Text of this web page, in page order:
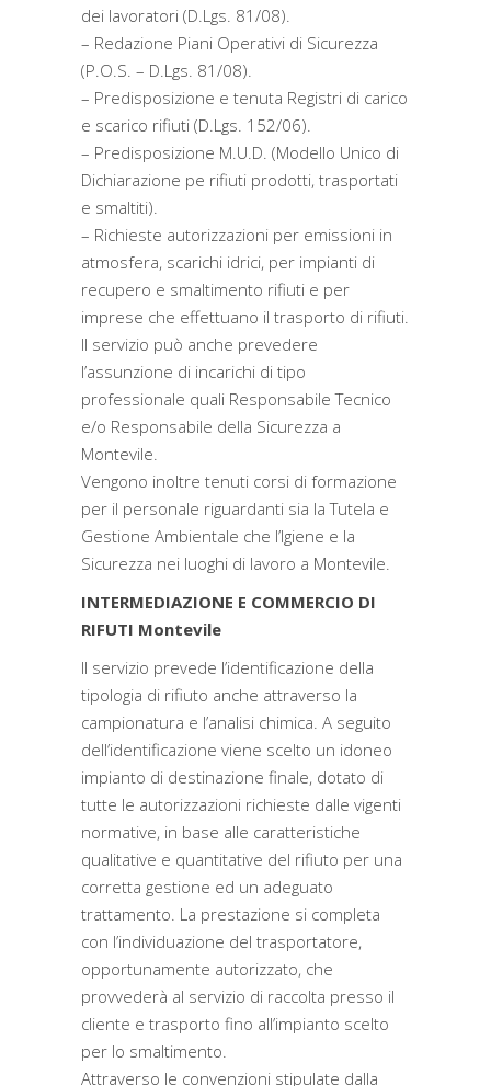
dei lavoratori (D.Lgs. 81/08).
– Redazione Piani Operativi di Sicurezza
(P.O.S. – D.Lgs. 81/08).
– Predisposizione e tenuta Registri di carico
e scarico rifiuti (D.Lgs. 152/06).
– Predisposizione M.U.D. (Modello Unico di
Dichiarazione pe rifiuti prodotti, trasportati
e smaltiti).
– Richieste autorizzazioni per emissioni in
atmosfera, scarichi idrici, per impianti di
recupero e smaltimento rifiuti e per
imprese che effettuano il trasporto di rifiuti.
Il servizio può anche prevedere
l’assunzione di incarichi di tipo
professionale quali Responsabile Tecnico
e/o Responsabile della Sicurezza a
Montevile.
Vengono inoltre tenuti corsi di formazione
per il personale riguardanti sia la Tutela e
Gestione Ambientale che l’Igiene e la
Sicurezza nei luoghi di lavoro a Montevile.
INTERMEDIAZIONE E COMMERCIO DI
RIFUTI Montevile
Il servizio prevede l’identificazione della
tipologia di rifiuto anche attraverso la
campionatura e l’analisi chimica. A seguito
dell’identificazione viene scelto un idoneo
impianto di destinazione finale, dotato di
tutte le autorizzazioni richieste dalle vigenti
normative, in base alle caratteristiche
qualitative e quantitative del rifiuto per una
corretta gestione ed un adeguato
trattamento. La prestazione si completa
con l’individuazione del trasportatore,
opportunamente autorizzato, che
provvederà al servizio di raccolta presso il
cliente e trasporto fino all’impianto scelto
per lo smaltimento.
Attraverso le convenzioni stipulate dalla